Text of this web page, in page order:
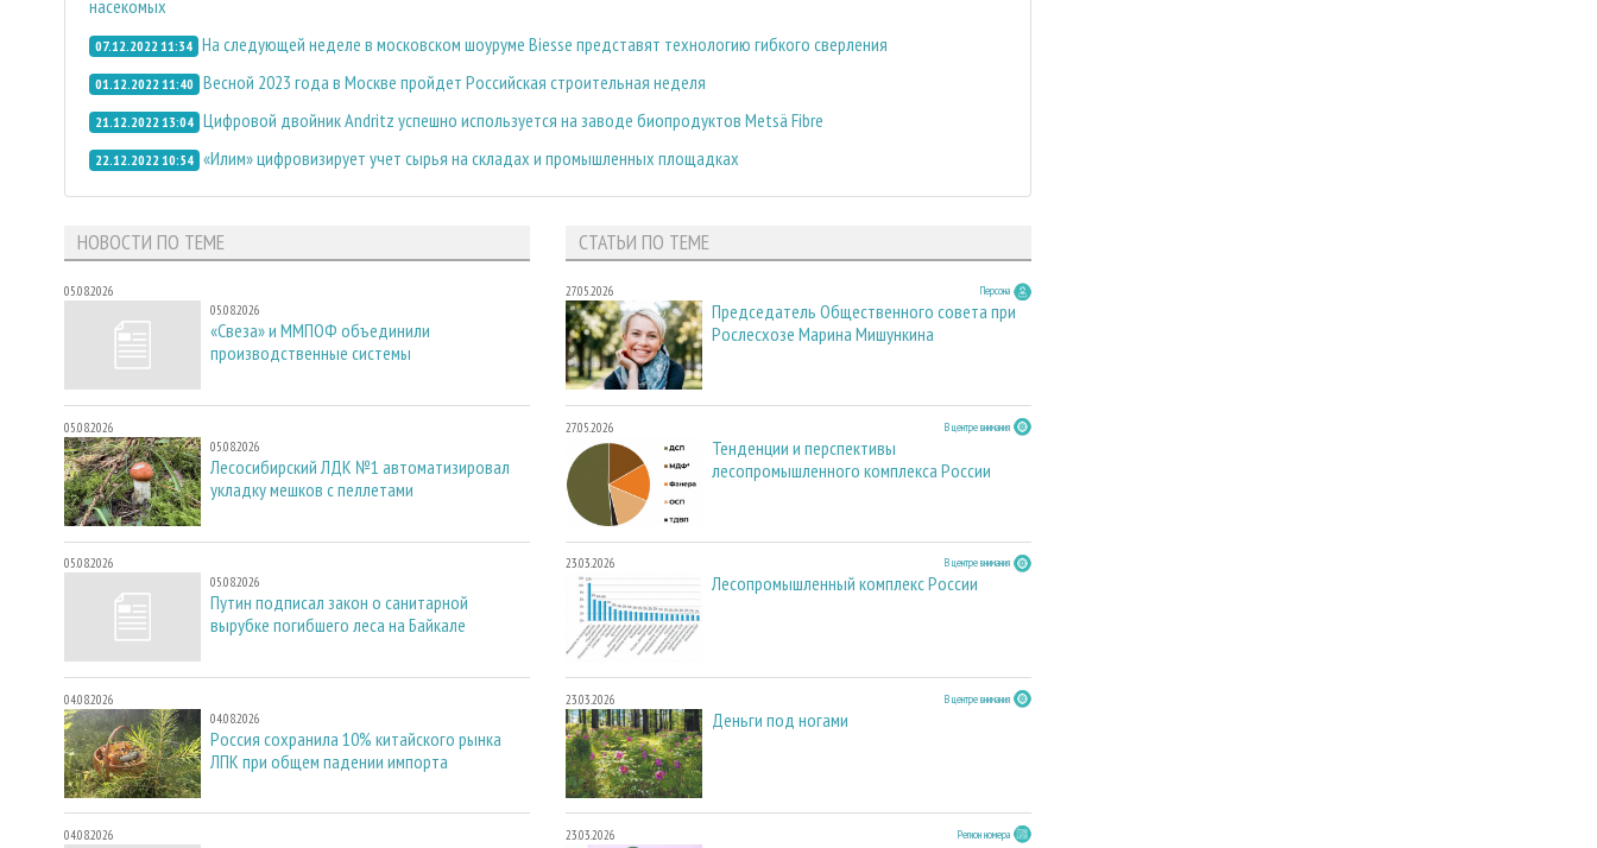
насекомых
07.12.2022 11:34 На следующей неделе в московском шоуруме Biesse представят технологию гибкого сверления
01.12.2022 11:40 Весной 2023 года в Москве пройдет Российская строительная неделя
21.12.2022 13:04 Цифровой двойник Andritz успешно используется на заводе биопродуктов Metsä Fibre
22.12.2022 10:54 «Илим» цифровизирует учет сырья на складах и промышленных площадках
НОВОСТИ ПО ТЕМЕ
05.08.2026
05.08.2026
«Свеза» и ММПОФ объединили
производственные системы
05.08.2026
05.08.2026
Лесосибирский ЛДК №1 автоматизировал
укладку мешков с пеллетами
05.08.2026
05.08.2026
Путин подписал закон о санитарной
вырубке погибшего леса на Байкале
04.08.2026
04.08.2026
Россия сохранила 10% китайского рынка
ЛПК при общем падении импорта
04.08.2026
СТАТЬИ ПО ТЕМЕ
27.05.2026 Персона
Председатель Общественного совета при
Рослесхозе Марина Мишункина
27.05.2026 В центре внимания
Тенденции и перспективы
лесопромышленного комплекса России
23.03.2026 В центре внимания
Лесопромышленный комплекс России
23.03.2026 В центре внимания
Деньги под ногами
23.03.2026 Регион номера